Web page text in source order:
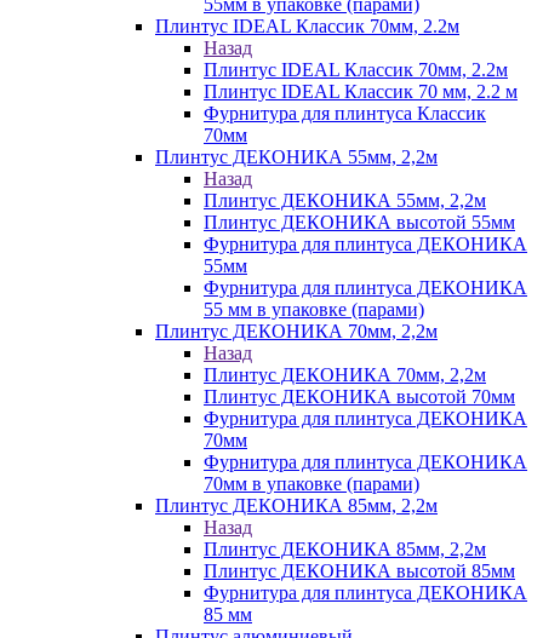
55мм в упаковке (парами)
Плинтус IDEAL Классик 70мм, 2.2м
Назад
Плинтус IDEAL Классик 70мм, 2.2м
Плинтус IDEAL Классик 70 мм, 2.2 м
Фурнитура для плинтуса Классик
70мм
Плинтус ДЕКОНИКА 55мм, 2,2м
Назад
Плинтус ДЕКОНИКА 55мм, 2,2м
Плинтус ДЕКОНИКА высотой 55мм
Фурнитура для плинтуса ДЕКОНИКА
55мм
Фурнитура для плинтуса ДЕКОНИКА
55 мм в упаковке (парами)
Плинтус ДЕКОНИКА 70мм, 2,2м
Назад
Плинтус ДЕКОНИКА 70мм, 2,2м
Плинтус ДЕКОНИКА высотой 70мм
Фурнитура для плинтуса ДЕКОНИКА
70мм
Фурнитура для плинтуса ДЕКОНИКА
70мм в упаковке (парами)
Плинтус ДЕКОНИКА 85мм, 2,2м
Назад
Плинтус ДЕКОНИКА 85мм, 2,2м
Плинтус ДЕКОНИКА высотой 85мм
Фурнитура для плинтуса ДЕКОНИКА
85 мм